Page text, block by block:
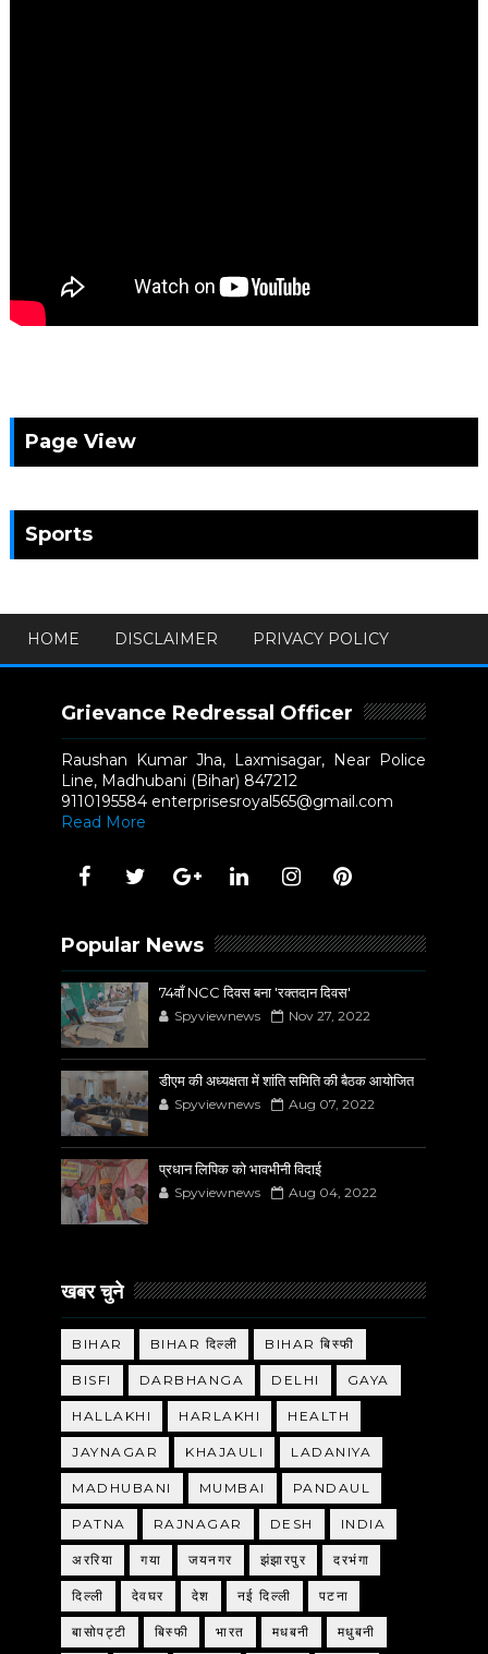
Page View
Sports
HOME DISCLAIMER PRIVACY POLICY
Grievance Redressal Officer
Raushan Kumar Jha, Laxmisagar, Near Police
Line, Madhubani (Bihar) 847212
9110195584 enterprisesroyal565@gmail.com
Read More
Popular News
74वाँ NCC दिवस बना 'रक्तदान दिवस'
Spyviewnews Nov 27, 2022
डीएम की अध्यक्षता में शांति समिति की बैठक आयोजित
Spyviewnews Aug 07, 2022
प्रधान लिपिक को भावभीनी विदाई
Spyviewnews Aug 04, 2022
खबर चुने
BIHAR BIHAR दिल्ली BIHAR बिस्फी
BISFI DARBHANGA DELHI GAYA
HALLAKHI HARLAKHI HEALTH
JAYNAGAR KHAJAULI LADANIYA
MADHUBANI MUMBAI PANDAUL
PATNA RAJNAGAR DESH INDIA
अररिया गया जयनगर झंझारपुर दरभंगा
दिल्ली देवघर देश नई दिल्ली पटना
बासोपट्टी बिस्फी भारत मधबनी मधुबनी